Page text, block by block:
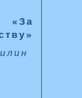
«За